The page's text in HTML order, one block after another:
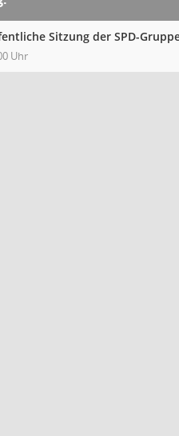
Sitzung der SPD-
Uhr